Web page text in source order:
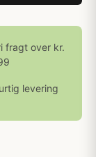
fragt over kr.
levering